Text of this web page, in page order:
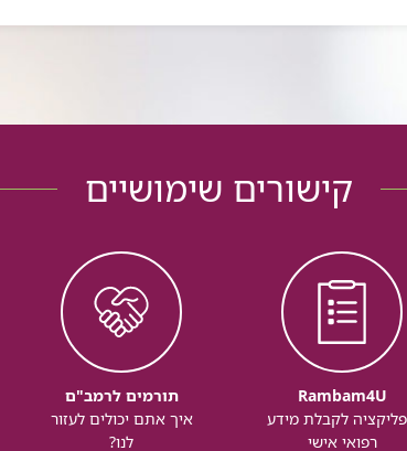
קישורים שימושיים
Rambam4U
לקבלת מידע
רפואי אישי
תורמים לרמב"ם
איך אתם יכולים לעזור
לנו?